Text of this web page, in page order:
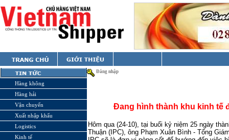
Hàng không
Hàng hải
Vận chuyển
Xuất nhập khẩu
Logistics
Kinh tế
Đăng nhập
Đang hình thành khu kinh tế
Hôm qua (24-10), tại buổi kỷ niệm 25 ngày
Thuận (IPC), ông Phạm Xuân Bình - Tổng